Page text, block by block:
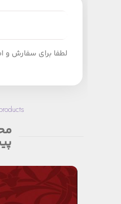
لطفا برای سفارش و اطلاع قیمت تولید بالای